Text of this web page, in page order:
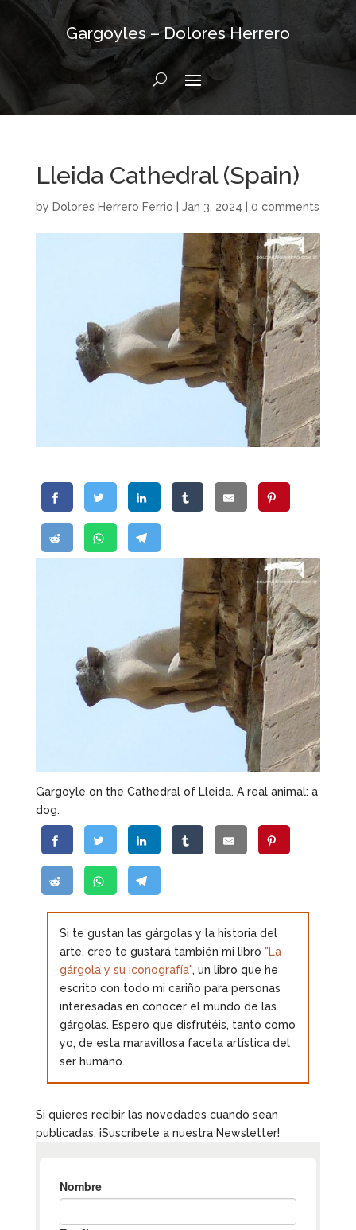
Gargoyles – Dolores Herrero
Lleida Cathedral (Spain)
by Dolores Herrero Ferrio Jan 3, 2024 0 comments
Gargoyle on the Cathedral of Lleida. A real animal: a
dog.
Si te gustan las gárgolas y la historia del
arte, creo te gustará también mi libro "La
gárgola y su iconografía", un libro que he
escrito con todo mi cariño para personas
interesadas en conocer el mundo de las
gárgolas. Espero que disfrutéis, tanto como
yo, de esta maravillosa faceta artística del
ser humano.
Si quieres recibir las novedades cuando sean
publicadas. ¡Suscríbete a nuestra Newsletter!